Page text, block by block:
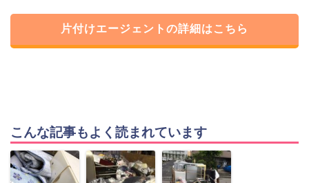
片付けエージェントの詳細はこちら
こんな記事もよく読まれています